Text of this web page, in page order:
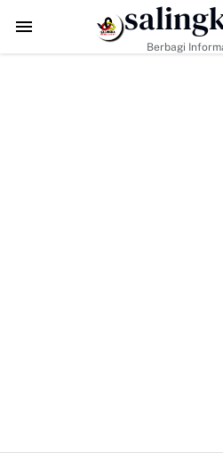
Tantangan Era Digital, Arisal
Berbagi